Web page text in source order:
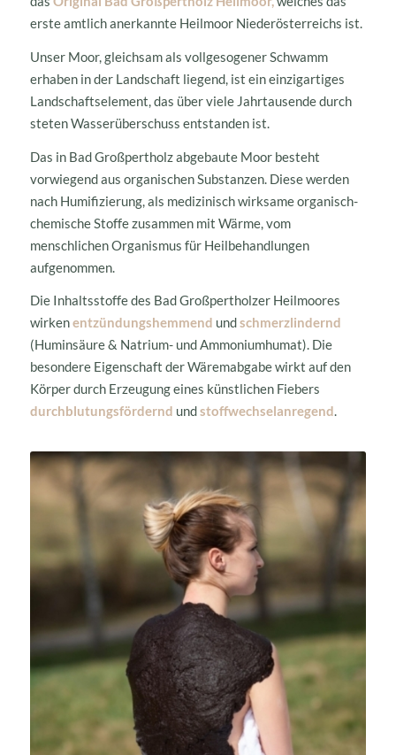
erste amtlich anerkannte Heilmoor Niederösterreichs ist.
Unser Moor, gleichsam als vollgesogener Schwamm
erhaben in der Landschaft liegend, ist ein einzigartiges
Landschaftselement, das über viele Jahrtausende durch
steten Wasserüberschuss entstanden ist.
Das in Bad Großpertholz abgebaute Moor besteht
vorwiegend aus organischen Substanzen. Diese werden
nach Humifizierung, als medizinisch wirksame organisch-
chemische Stoffe zusammen mit Wärme, vom
menschlichen Organismus für Heilbehandlungen
aufgenommen.
Die Inhaltsstoffe des Bad Großpertholzer Heilmoores
wirkenentzündungshemmend undschmerzlindernd
(Huminsäure & Natrium- und Ammoniumhumat). Die
besondere Eigenschaft der Wäremabgabe wirkt auf den
Körper durch Erzeugung eines künstlichen Fiebers
durchblutungsfördernd undstoffwechselanregend.